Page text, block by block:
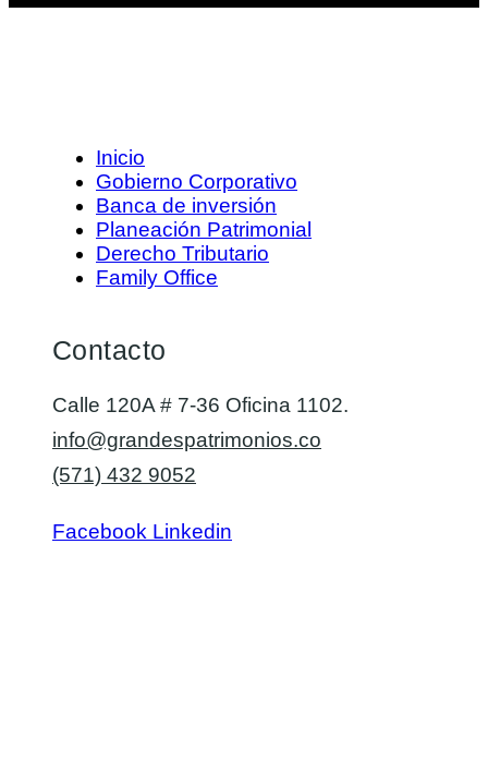
Inicio
Gobierno Corporativo
Banca de inversión
Planeación Patrimonial
Derecho Tributario
Family Office
Contacto
Calle 120A # 7-36 Oficina 1102.
info@grandespatrimonios.co
(571) 432 9052
Facebook Linkedin